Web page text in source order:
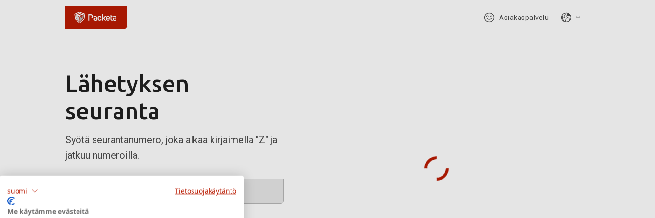
Asiakaspalvelu
Lähetyksen
seuranta
Syötä seurantanumero, joka alkaa kirjaimella "Z" ja
jatkuu numeroilla.
suomi Tietosuojakäytäntö
Me käytämme evästeitä